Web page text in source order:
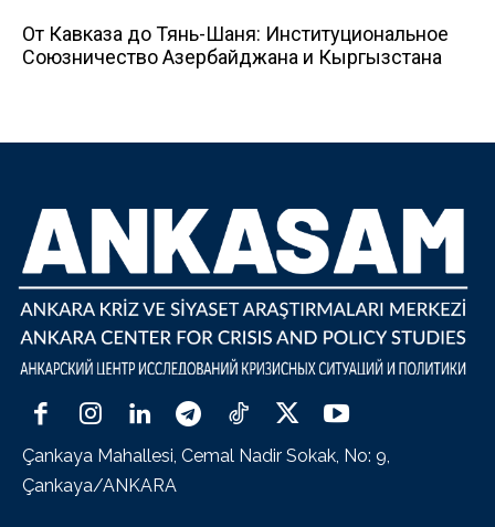
От Кавказа до Тянь-Шаня: Институциональное
Союзничество Азербайджана и Кыргызстана
Çankaya Mahallesi, Cemal Nadir Sokak, No: 9,
Çankaya/ANKARA